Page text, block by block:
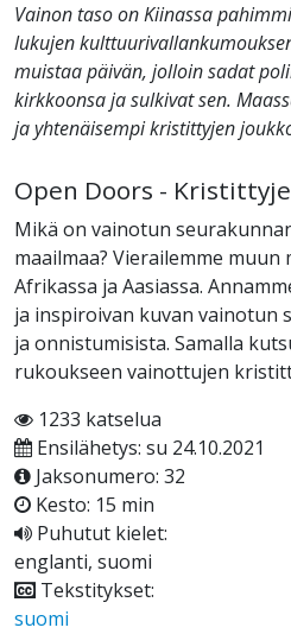
Vainon taso on Kiinassa
lukujen
muistaa päivän, jolloin sadat
kirkkoonsa ja sulkivat sen.
ja yhtenäisempi kristittyjen
Open Doors -
Mikä on vainotun
maailmaa? Vierailemme muun
Afrikassa ja Aasiassa.
ja inspiroivan kuvan vainotun
ja onnistumisista. Samalla
rukoukseen vainottujen
1233 katselua
Ensilähetys: su 24.10.2021
Jaksonumero: 32
Kesto: 15 min
Puhutut kielet:
englanti, suomi
Tekstitykset:
suomi